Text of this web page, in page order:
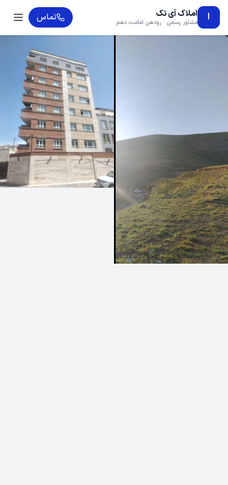
ا املاک آی تک
مشاور رسمی · رودهن امامت دهم تماس